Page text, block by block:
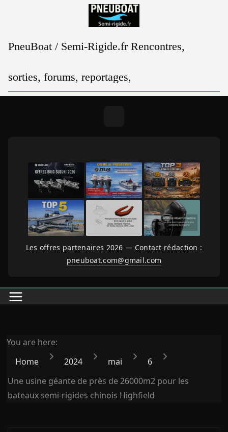
PneuBoat / Semi-Rigide.fr Rencontres,
sorties, forums, reportages,
Les offres partenaires 2026 — Contact rédaction :
pneuboat.com@gmail.com
You are here:
Home
2024 mai
6
Une usine géante de près de 26000m2 pour les
bateaux semi-rigides chinois Highfield